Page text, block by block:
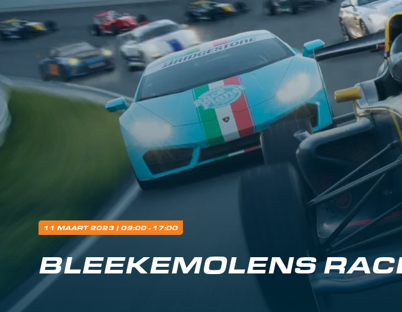
11 MAART 2023 | 09:00 - 17:00
BLEEKEMOLENS